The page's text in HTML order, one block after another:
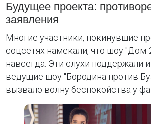
Будущее проекта:
заявления
Многие участники, покинувшие
соцсетях намекали, что шоу
навсегда. Эти слухи поддержали
ведущие шоу "Бородина против
вызвало волну беспокойства у